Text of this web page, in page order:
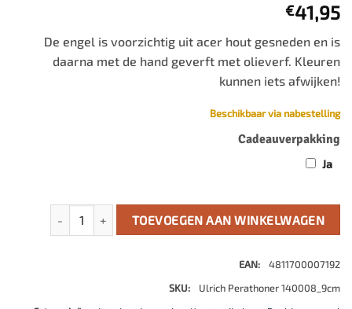
€41,95
De engel is voorzichtig uit acer hout gesneden en is
daarna met de hand geverft met olieverf. Kleuren
kunnen iets afwijken!
Beschikbaar via nabestelling
Cadeauverpakking
Ja
Engel met hartje aantalTOEVOEGEN AAN WINKELWAGEN
EAN:
4811700007192
SKU:
Ulrich Perathoner 140008_9cm